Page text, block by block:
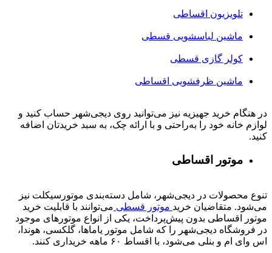
تلویزیون اقساطی
ماشین لباسشویی قسطی
کولر گازی قسطی
ماشین ظرفشویی اقساطی
در هنگام خرید جهیزیه نیز می‌توانید روی دیجی‌شهر حساب کنید و
لوازم خانه خود را به‌راحتی و با ارائه چک، به سبد خریدتان اضافه
کنید.
موتور اقساطی
تنوع محصولات در دیجی‌شهر، شامل دسته‌بندی موتورسیکلت نیز
می‌شود. متقاضیان خرید موتور قسطی می‌توانند با قابلیت خرید
موتور اقساطی بدون پیش‌پرداخت، یکی از انواع موتورهای موجود
در فروشگاه دیجی‌شهر را که شامل موتور یاماها، گلکسی، هوندا،
اس وای ام و بنلی می‌شود، با اقساط ۶۰ ماهه خریداری کنند.